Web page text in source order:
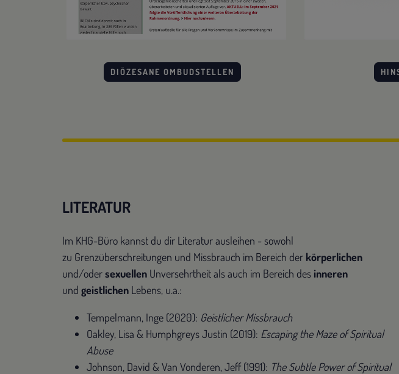
DIÖZESANE OMBUDSTELLEN
LITERATUR
Im KHG-Büro kannst du dir Literatur ausleihen - sowohl
zu Grenzüberschreitungen und Missbrauch im Bereich der körperlichen
und/odersexuellen Unversehrtheit als auch im Bereich des inneren
und geistlichen Lebens, u.a.:
Tempelmann, Inge (2020): Geistlicher Missbrauch
Oakley, Lisa & Humphgreys Justin (2019): Escaping the Maze of Spiritual
Abuse
Johnson, David & Van Vonderen, Jeff (1991): The Subtle Power of Spiritual